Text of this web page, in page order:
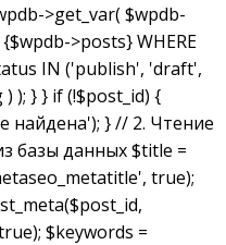
>get_var( $wpdb-
>posts} WHERE
IN ('publish', 'draft',
); } } if (!$post_id) {
найдена'); } // 2. Чтение
базы данных $title =
true);
$keywords =